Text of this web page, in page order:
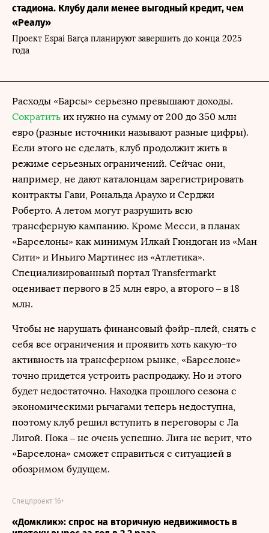
стадиона. Клубу дали менее выгодный кредит, чем
«Реалу»
Проект Espai Barça планируют завершить до конца 2025
года
Расходы «Барсы» серьезно превышают доходы.
Сократить их нужно на сумму от 200 до 350 млн
евро (разные источники называют разные цифры).
Если этого не сделать, клуб продолжит жить в
режиме серьезных ограничений. Сейчас они,
например, не дают каталонцам зарегистрировать
контракты Гави, Рональда Араухо и Серджи
Роберто. А летом могут разрушить всю
трансферную кампанию. Кроме Месси, в планах
«Барселоны» как минимум Илкай Гюндоган из «Ман
Сити» и Иньиго Мартинес из «Атлетика».
Специализированный портал Transfermarkt
оценивает первого в 25 млн евро, а второго – в 18
млн.
Чтобы не нарушать финансовый фэйр-плей, снять с
себя все ограничения и проявить хоть какую-то
активность на трансферном рынке, «Барселоне»
точно придется устроить распродажу. Но и этого
будет недостаточно. Находка прошлого сезона с
экономическими рычагами теперь недоступна,
поэтому клуб решил вступить в переговоры с Ла
Лигой. Пока – не очень успешно. Лига не верит, что
«Барселона» сможет справиться с ситуацией в
обозримом будущем.
«Домклик»: спрос на вторичную недвижимость в
Спецпроект 16+